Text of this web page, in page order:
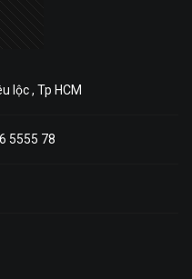
lộc , Tp HCM
5555 78